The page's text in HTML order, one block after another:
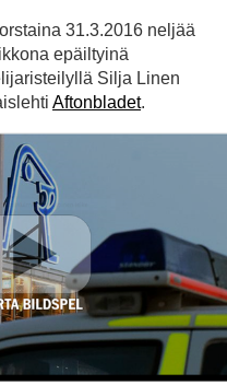
31.3.2016 neljää
epäiltyinä
Silja Linen
Aftonbladet.